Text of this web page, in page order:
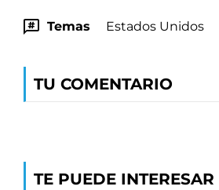
Temas Estados Unidos
TU COMENTARIO
TE PUEDE INTERESAR